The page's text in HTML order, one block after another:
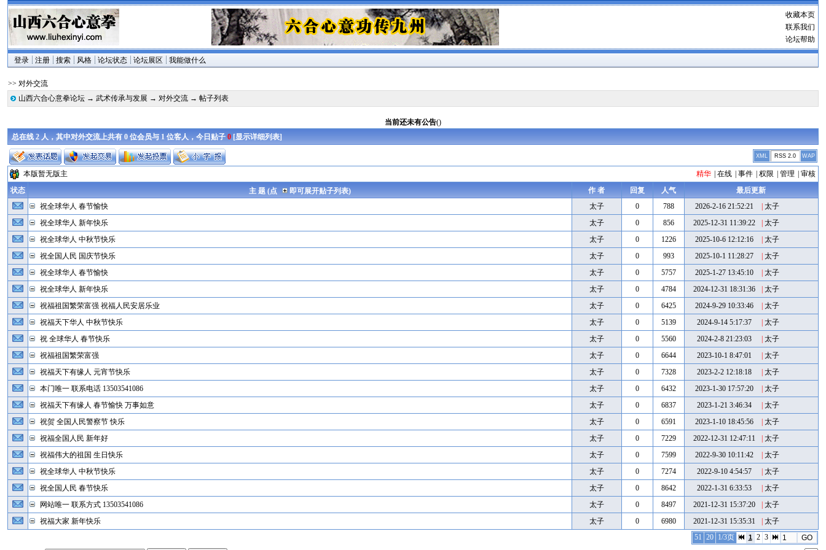
收藏本页
联系我们
论坛帮助
登录 注册 搜索 风格 论坛状态 论坛展区 我能做什么
>> 对外交流
山西六合心意拳论坛 →武术传承与发展 →对外交流 → 帖子列表
当前还未有公告()
总在线 2 人，其中对外交流上共有 0 位会员与 1 位客人，今日贴子0[显示详细列表]
XML RSS 2.0 WAP
精华 在线 事件 权限 管理 审核
本版暂无版主
作 者
回复 人气 最后更新
状态 主 题 (点
即可展开贴子列表)
太子
0 788 2026-2-16 21:52:21 太子
祝全球华人 春节愉快
太子
0 856 2025-12-31 11:39:22 太子
祝全球华人 新年快乐
太子
0 1226 2025-10-6 12:12:16 太子
祝全球华人 中秋节快乐
太子
0 993 2025-10-1 11:28:27 太子
祝全国人民 国庆节快乐
太子
0 5757 2025-1-27 13:45:10 太子
祝全球华人 春节愉快
太子
0 4784 2024-12-31 18:31:36 太子
祝全球华人 新年快乐
太子
0 6425 2024-9-29 10:33:46 太子
祝福祖国繁荣富强 祝福人民安居乐业
太子
0 5139 2024-9-14 5:17:37 太子
祝福天下华人 中秋节快乐
太子
0 5560 2024-2-8 21:23:03 太子
祝 全球华人 春节快乐
太子
0 6644 2023-10-1 8:47:01 太子
祝福祖国繁荣富强
太子
0 7328 2023-2-2 12:18:18 太子
祝福天下有缘人 元宵节快乐
太子
0 6432 2023-1-30 17:57:20 太子
本门唯一 联系电话 13503541086
太子
0 6837 2023-1-21 3:46:34 太子
祝福天下有缘人 春节愉快 万事如意
太子
0 6591 2023-1-10 18:45:56 太子
祝贺 全国人民警察节 快乐
太子
0 7229 2022-12-31 12:47:11 太子
祝福全国人民 新年好
太子
0 7599 2022-9-30 10:11:42 太子
祝福伟大的祖国 生日快乐
太子
0 7274 2022-9-10 4:54:57 太子
祝全球华人 中秋节快乐
太子
0 8642 2022-1-31 6:33:53 太子
祝全国人民 春节快乐
太子
0 8497 2021-12-31 15:37:20 太子
网站唯一 联系方式 13503541086
太子
0 6980 2021-12-31 15:35:31 太子
祝福大家 新年快乐
51 20 1/3页 1 2 3